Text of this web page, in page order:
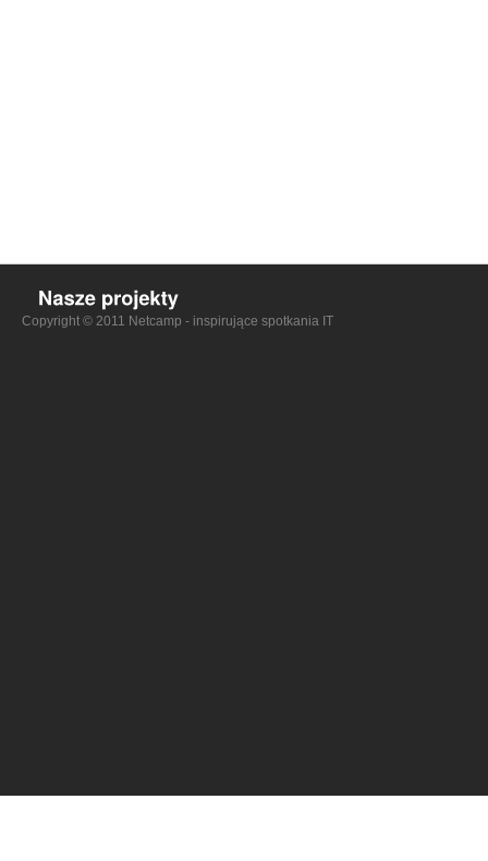
Copyright © 2011 Netcamp - inspirujące spotkania IT